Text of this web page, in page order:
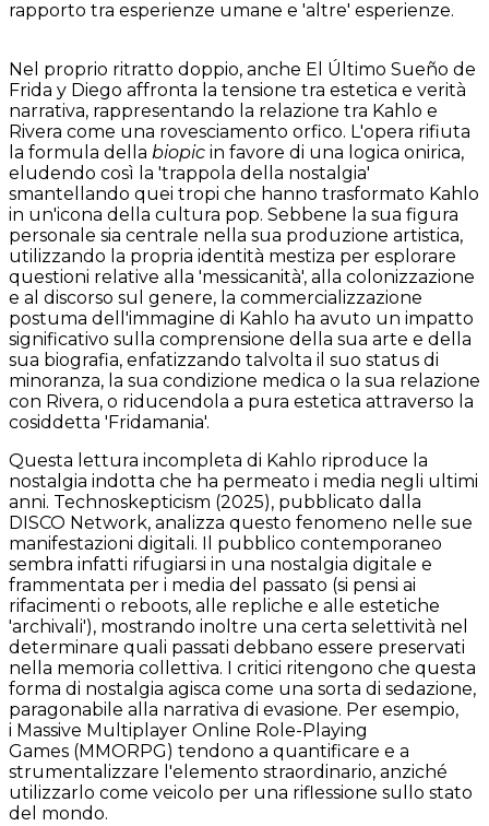
rapporto tra esperienze umane e 'altre' esperienze.
Nel proprio ritratto doppio, anche El Último Sueño de
Frida y Diego affronta la tensione tra estetica e verità
narrativa, rappresentando la relazione tra Kahlo e
Rivera come una rovesciamento orfico. L'opera rifiuta
la formula della biopic in favore di una logica onirica,
eludendo così la 'trappola della nostalgia'
smantellando quei tropi che hanno trasformato Kahlo
in un'icona della cultura pop. Sebbene la sua figura
personale sia centrale nella sua produzione artistica,
utilizzando la propria identità mestiza per esplorare
questioni relative alla 'messicanità', alla colonizzazione
e al discorso sul genere, la commercializzazione
postuma dell'immagine di Kahlo ha avuto un impatto
significativo sulla comprensione della sua arte e della
sua biografia, enfatizzando talvolta il suo status di
minoranza, la sua condizione medica o la sua relazione
con Rivera, o riducendola a pura estetica attraverso la
cosiddetta 'Fridamania'.
Questa lettura incompleta di Kahlo riproduce la
nostalgia indotta che ha permeato i media negli ultimi
anni. Technoskepticism (2025), pubblicato dalla
DISCO Network, analizza questo fenomeno nelle sue
manifestazioni digitali. Il pubblico contemporaneo
sembra infatti rifugiarsi in una nostalgia digitale e
frammentata per i media del passato (si pensi ai
rifacimenti o reboots, alle repliche e alle estetiche
'archivali'), mostrando inoltre una certa selettività nel
determinare quali passati debbano essere preservati
nella memoria collettiva. I critici ritengono che questa
forma di nostalgia agisca come una sorta di sedazione,
paragonabile alla narrativa di evasione. Per esempio,
i Massive Multiplayer Online Role-Playing
Games (MMORPG) tendono a quantificare e a
strumentalizzare l'elemento straordinario, anziché
utilizzarlo come veicolo per una riflessione sullo stato
del mondo.